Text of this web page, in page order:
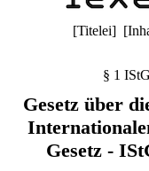
[Titelei] [
§ 1
Gesetz über
Gesetz -